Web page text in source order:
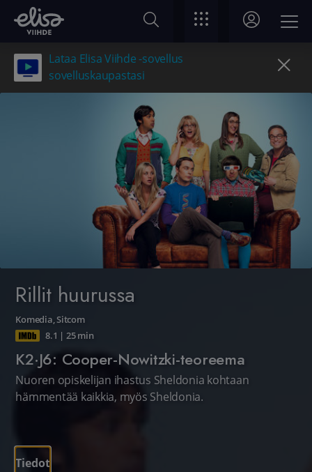
Lataa Elisa Viihde -sovellus
sovelluskaupastasi
Rillit huurussa
Komedia,Sitcom
8.1 | 25 min
K2·J6: Cooper-Nowitzki-teoreema
Nuoren opiskelijan ihastus Sheldonia kohtaan
hämmentää kaikkia, myös Sheldonia.
Tiedot